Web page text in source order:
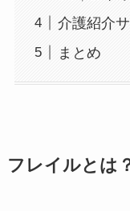
介護紹介
まとめ
フレイルとは